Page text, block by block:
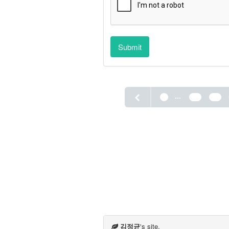
Submit
...
김정균's site.